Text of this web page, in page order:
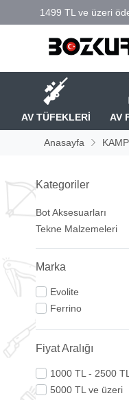
AV TÜFEKLERİ AV
Anasayfa
Kategoriler
Bot Aksesuarları
Tekne Malzemeleri
Marka
Evolite
Ferrino
Fiyat Aralığı
1000 TL - 2500
5000 TL ve üzeri